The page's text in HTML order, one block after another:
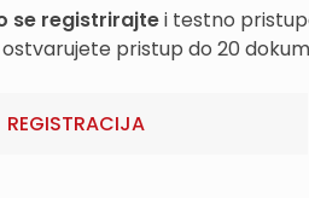
se registrirajtei testno
pristup do 20
REGISTRACIJA